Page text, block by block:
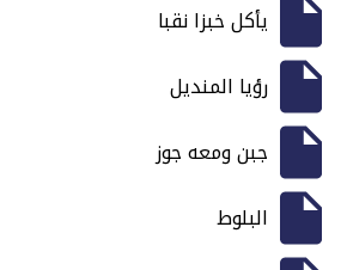
يأكل خبزا نقبا
رؤيا المنديل
جبن ومعه جوز
البلوط